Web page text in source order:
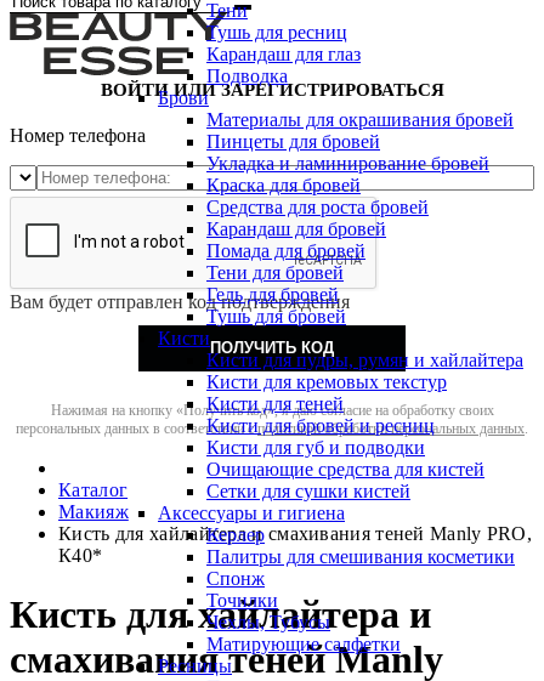
Тени
Тушь для ресниц
Карандаш для глаз
Подводка
Брови
Материалы для окрашивания бровей
Пинцеты для бровей
Укладка и ламинирование бровей
Краска для бровей
Средства для роста бровей
Карандаш для бровей
Помада для бровей
Тени для бровей
Гель для бровей
Тушь для бровей
Кисти
Кисти для пудры, румян и хайлайтера
Кисти для кремовых текстур
Кисти для теней
Кисти для бровей и ресниц
Кисти для губ и подводки
Очищающие средства для кистей
Сетки для сушки кистей
Аксессуары и гигиена
Керлер
Палитры для смешивания косметики
Спонж
Точилки
Чехлы, Тубусы
Матирующие салфетки
Ресницы
ВОЙТИ ИЛИ ЗАРЕГИСТРИРОВАТЬСЯ
Номер телефона
Вам будет отправлен код подтверждения
ПОЛУЧИТЬ КОД
Нажимая на кнопку «Получить код», я даю согласие на обработку своих
персональных данных в соответствии сполитикой обработки персональных данных.
Каталог
Макияж
Кисть для хайлайтера и смахивания теней Manly PRO,
К40*
Кисть для хайлайтера и
смахивания теней Manly